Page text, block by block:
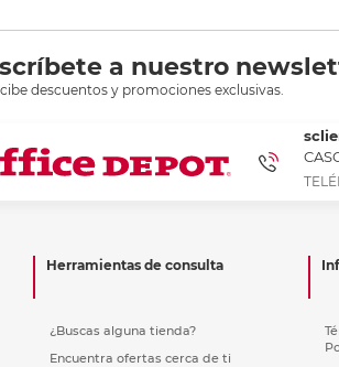
a nuestro
descuentos y promociones exclusivas.
Herramientas de consulta
¿Buscas alguna tienda?
Encuentra ofertas cerca de ti